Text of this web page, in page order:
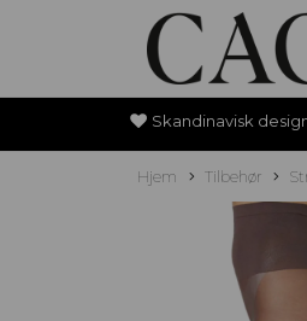
Skandinavisk
Hjem Tilbehør